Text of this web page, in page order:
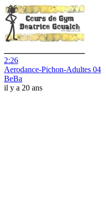
2:26
Aerodance-Pichon-Adultes 04
BeBa
il y a 20 ans